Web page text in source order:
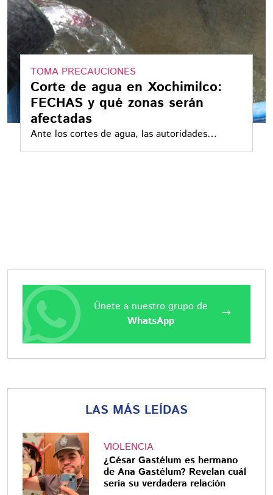
TOMA PRECAUCIONES
Corte de agua en Xochimilco:
FECHAS y qué zonas serán
afectadas
Ante los cortes de agua, las autoridades
exhortaron a la población a hacer un uso
Únete a nuestro grupo de
WhatsApp
LAS MÁS LEÍDAS
VIOLENCIA
¿César Gastélum es hermano
de Ana Gastélum? Revelan cuál
sería su verdadera relación